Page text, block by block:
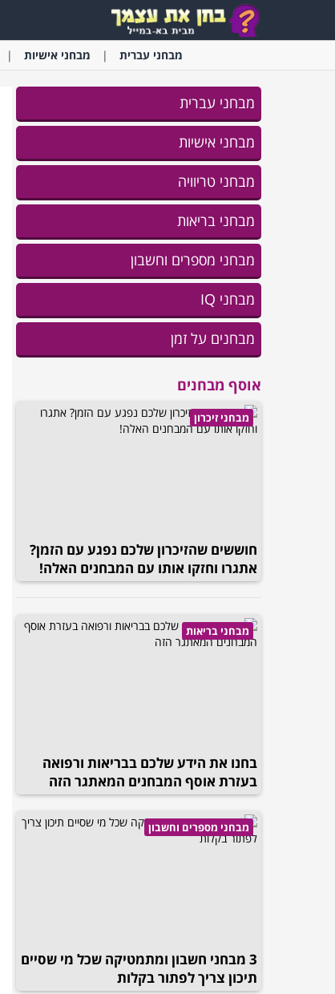
מבחני עברית מבחני אישיות
מבחני עברית
מבחני אישיות
מבחני טריוויה
מבחני בריאות
מבחני מספרים וחשבון
מבחני IQ
מבחנים על זמן
אוסף מבחנים
מבחני זיכרון
חוששים שהזיכרון שלכם נפגע עם הזמן?
אתגרו וחזקו אותו עם המבחנים האלה!
מבחני בריאות
בחנו את הידע שלכם בבריאות ורפואה
בעזרת אוסף המבחנים המאתגר הזה
מבחני מספרים וחשבון
3 מבחני חשבון ומתמטיקה שכל מי שסיים
תיכון צריך לפתור בקלות